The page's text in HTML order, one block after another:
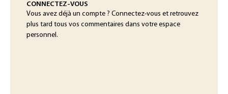
CONNECTEZ-VOUS
Vous avez déjà un compte ? Connectez-vous et retrouvez
plus tard tous vos commentaires dans votre espace
personnel.